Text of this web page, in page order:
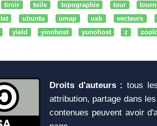
tiroir toile topographie tour
txt ubuntu umap usb vecteurs
yield yinohost yunohost z
Droits d'auteurs : tous
attribution, partage dans
contenues peuvent avoir